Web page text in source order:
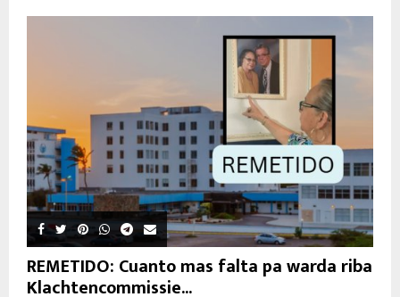
REMETIDO: Cuanto mas falta pa warda riba
Klachtencommissie...